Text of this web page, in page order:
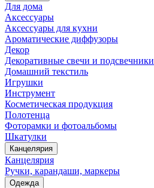
Для дома
Аксессуары
Аксессуары для кухни
Ароматические диффузоры
Декор
Декоративные свечи и подсвечники
Домашний текстиль
Игрушки
Инструмент
Косметическая продукция
Полотенца
Фоторамки и фотоальбомы
Шкатулки
Канцелярия
Канцелярия
Ручки, карандаши, маркеры
Одежда